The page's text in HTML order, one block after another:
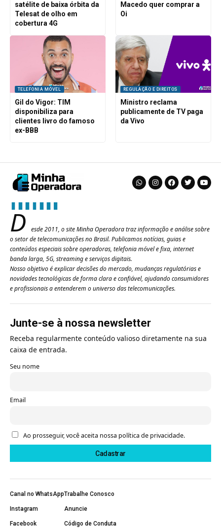
satélite de baixa órbita da
Telesat de olho em
cobertura 4G
Macedo quer comprar a
Oi
TELEFONIA MÓVEL
Gil do Vigor: TIM
disponibiliza para
clientes livro do famoso
ex-BBB
REGULAÇÃO E DIREITOS
Ministro reclama
publicamente de TV paga
da Vivo
D
esde 2011, o site Minha Operadora traz informação e análise sobre
o setor de telecomunicações no Brasil. Publicamos notícias, guias e
conteúdos especiais sobre operadoras, telefonia móvel e fixa, internet
banda larga, 5G, streaming e serviços digitais.
Nosso objetivo é explicar decisões do mercado, mudanças regulatórias e
novidades tecnológicas de forma clara e confiável, ajudando consumidores
e profissionais a entenderem o universo das telecomunicações.
Junte-se à nossa newsletter
Receba regularmente conteúdo valioso diretamente na sua
caixa de entrada.
Seu nome
Email
Ao prosseguir, você aceita nossa política de privacidade.
Canal no WhatsApp
Instagram
Facebook
Trabalhe Conosco
Anuncie
Código de Conduta